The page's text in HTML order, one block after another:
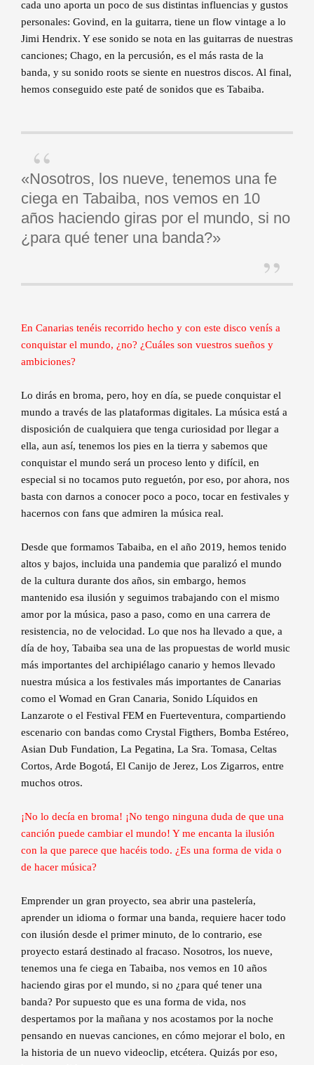
cada uno aporta un poco de sus distintas influencias y gustos
personales: Govind, en la guitarra, tiene un flow vintage a lo
Jimi Hendrix. Y ese sonido se nota en las guitarras de nuestras
canciones; Chago, en la percusión, es el más rasta de la
banda, y su sonido roots se siente en nuestros discos. Al final,
hemos conseguido este paté de sonidos que es Tabaiba.
«Nosotros, los nueve, tenemos una fe
ciega en Tabaiba, nos vemos en 10
años haciendo giras por el mundo, si no
¿para qué tener una banda?»
En Canarias tenéis recorrido hecho y con este disco venís a
conquistar el mundo, ¿no? ¿Cuáles son vuestros sueños y
ambiciones?
Lo dirás en broma, pero, hoy en día, se puede conquistar el
mundo a través de las plataformas digitales. La música está a
disposición de cualquiera que tenga curiosidad por llegar a
ella, aun así, tenemos los pies en la tierra y sabemos que
conquistar el mundo será un proceso lento y difícil, en
especial si no tocamos puto reguetón, por eso, por ahora, nos
basta con darnos a conocer poco a poco, tocar en festivales y
hacernos con fans que admiren la música real.
Desde que formamos Tabaiba, en el año 2019, hemos tenido
altos y bajos, incluida una pandemia que paralizó el mundo
de la cultura durante dos años, sin embargo, hemos
mantenido esa ilusión y seguimos trabajando con el mismo
amor por la música, paso a paso, como en una carrera de
resistencia, no de velocidad. Lo que nos ha llevado a que, a
día de hoy, Tabaiba sea una de las propuestas de world music
más importantes del archipiélago canario y hemos llevado
nuestra música a los festivales más importantes de Canarias
como el Womad en Gran Canaria, Sonido Líquidos en
Lanzarote o el Festival FEM en Fuerteventura, compartiendo
escenario con bandas como Crystal Figthers, Bomba Estéreo,
Asian Dub Fundation, La Pegatina, La Sra. Tomasa, Celtas
Cortos, Arde Bogotá, El Canijo de Jerez, Los Zigarros, entre
muchos otros.
¡No lo decía en broma! ¡No tengo ninguna duda de que una
canción puede cambiar el mundo! Y me encanta la ilusión
con la que parece que hacéis todo. ¿Es una forma de vida o
de hacer música?
Emprender un gran proyecto, sea abrir una pastelería,
aprender un idioma o formar una banda, requiere hacer todo
con ilusión desde el primer minuto, de lo contrario, ese
proyecto estará destinado al fracaso. Nosotros, los nueve,
tenemos una fe ciega en Tabaiba, nos vemos en 10 años
haciendo giras por el mundo, si no ¿para qué tener una
banda? Por supuesto que es una forma de vida, nos
despertamos por la mañana y nos acostamos por la noche
pensando en nuevas canciones, en cómo mejorar el bolo, en
la historia de un nuevo videoclip, etcétera. Quizás por eso,